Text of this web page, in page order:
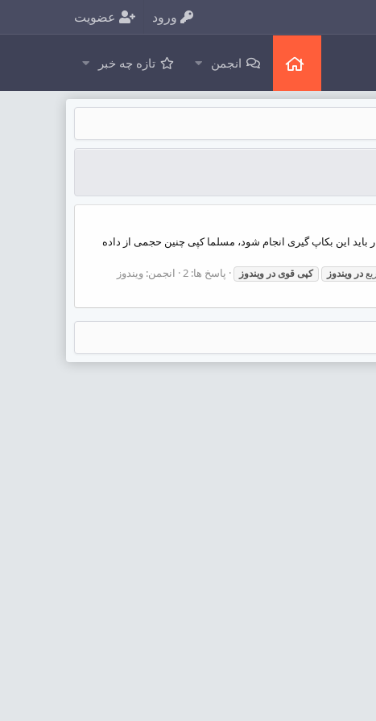
ورود عضویت
انجمن تازه چه خبر
ای یکبار باید این بکاپ گیری انجام شود، مسلما کپی چنین حجمی از داده
در ویندوز کپیقویدر ویندوز پاسخ ها: 2 انجمن: ویندوز